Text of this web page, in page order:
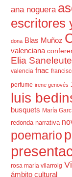
ana noguera
escritores
dona Blas Muñoz
valenciana
Elia
valencia fnac
perfume irene genovés
luis
busquets María
redonda narrativa
poemario
rosa maría vilarroig
ámbito cultural